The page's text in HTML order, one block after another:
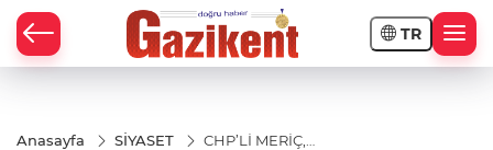
TR
Anasayfa SİYASET
CHP’Lİ MERİÇ,